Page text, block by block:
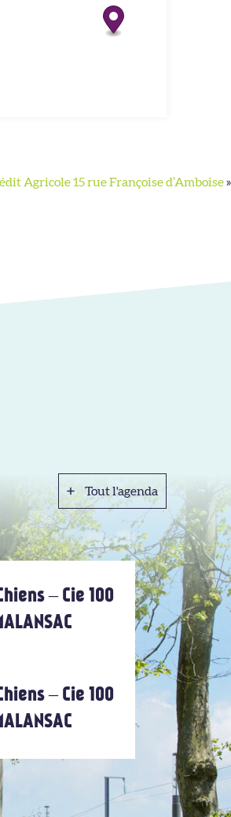
Agricole 15 rue Françoise d’Amboise»
Tout l'agenda
Tout l'agenda
– Cie 100
– Cie 100